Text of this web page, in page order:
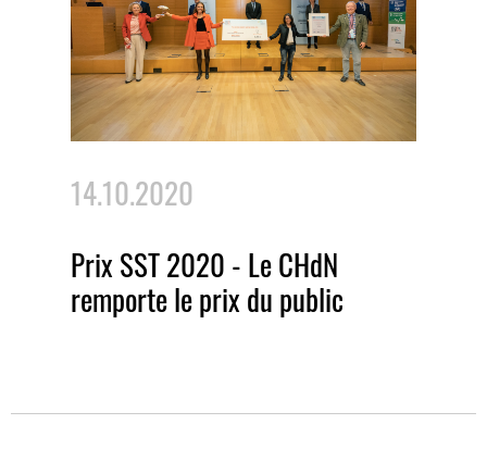
14.10.2020
Prix SST 2020 - Le CHdN
remporte le prix du public